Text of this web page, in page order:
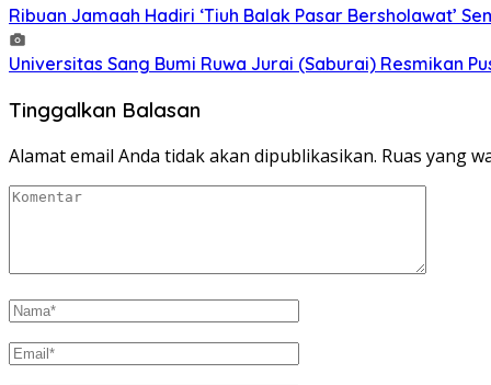
Ribuan Jamaah Hadiri ‘Tiuh Balak Pasar Bersholawat’
Universitas Sang Bumi Ruwa Jurai (Saburai) Resmikan
Tinggalkan Balasan
Alamat email Anda tidak akan dipublikasikan. Ruas yang